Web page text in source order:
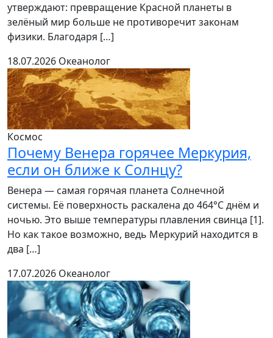
утверждают: превращение Красной планеты в
зелёный мир больше не противоречит законам
физики. Благодаря […]
18.07.2026 Океанолог
Космос
Почему Венера горячее Меркурия,
если он ближе к Солнцу?
Венера — самая горячая планета Солнечной
системы. Её поверхность раскалена до 464°C днём и
ночью. Это выше температуры плавления свинца [1].
Но как такое возможно, ведь Меркурий находится в
два […]
17.07.2026 Океанолог